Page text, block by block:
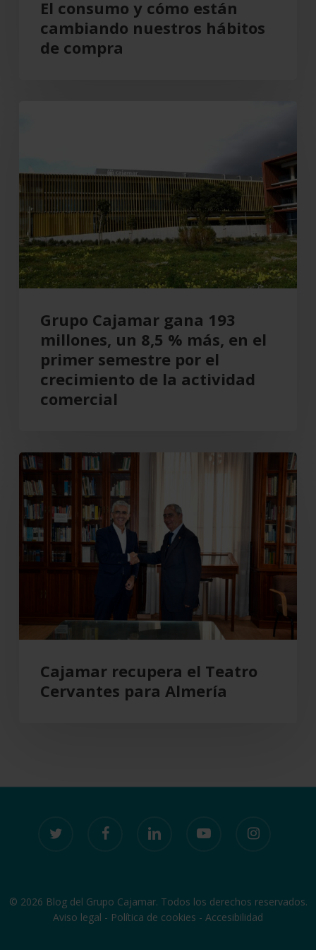
El consumo y cómo están
cambiando nuestros hábitos
de compra
193
millones,
un
8,5
%
más,
en
primer
semestre
crecimiento
actividad
comercial
Grupo Cajamar gana 193
millones, un 8,5 % más, en el
primer semestre por el
crecimiento de la actividad
comercial
Cajamar
recupera
el
Teatro
Cervantes
para
Cajamar recupera el Teatro
Cervantes para Almería
© 2026 Blog del Grupo Cajamar. Todos los derechos reservados.
Aviso legal - Política de cookies - Accesibilidad